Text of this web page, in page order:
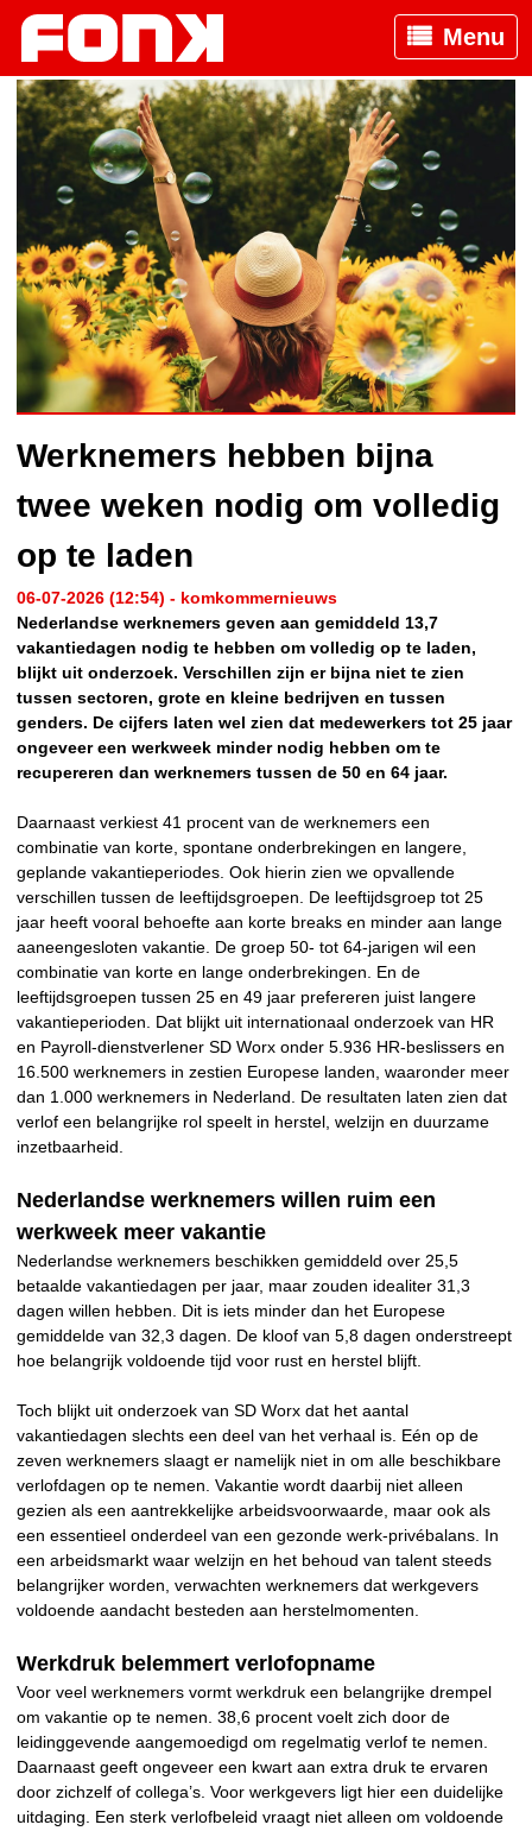
Menu
Werknemers hebben bijna
twee weken nodig om volledig
op te laden
06-07-2026 (12:54) - komkommernieuws
Nederlandse werknemers geven aan gemiddeld 13,7
vakantiedagen nodig te hebben om volledig op te laden,
blijkt uit onderzoek. Verschillen zijn er bijna niet te zien
tussen sectoren, grote en kleine bedrijven en tussen
genders. De cijfers laten wel zien dat medewerkers tot 25 jaar
ongeveer een werkweek minder nodig hebben om te
recupereren dan werknemers tussen de 50 en 64 jaar.
Daarnaast verkiest 41 procent van de werknemers een
combinatie van korte, spontane onderbrekingen en langere,
geplande vakantieperiodes. Ook hierin zien we opvallende
verschillen tussen de leeftijdsgroepen. De leeftijdsgroep tot 25
jaar heeft vooral behoefte aan korte breaks en minder aan lange
aaneengesloten vakantie. De groep 50- tot 64-jarigen wil een
combinatie van korte en lange onderbrekingen. En de
leeftijdsgroepen tussen 25 en 49 jaar prefereren juist langere
vakantieperioden. Dat blijkt uit internationaal onderzoek van HR
en Payroll-dienstverlener SD Worx onder 5.936 HR-beslissers en
16.500 werknemers in zestien Europese landen, waaronder meer
dan 1.000 werknemers in Nederland. De resultaten laten zien dat
verlof een belangrijke rol speelt in herstel, welzijn en duurzame
inzetbaarheid.
Nederlandse werknemers willen ruim een
werkweek meer vakantie
Nederlandse werknemers beschikken gemiddeld over 25,5
betaalde vakantiedagen per jaar, maar zouden idealiter 31,3
dagen willen hebben. Dit is iets minder dan het Europese
gemiddelde van 32,3 dagen. De kloof van 5,8 dagen onderstreept
hoe belangrijk voldoende tijd voor rust en herstel blijft.
Toch blijkt uit onderzoek van SD Worx dat het aantal
vakantiedagen slechts een deel van het verhaal is. Eén op de
zeven werknemers slaagt er namelijk niet in om alle beschikbare
verlofdagen op te nemen. Vakantie wordt daarbij niet alleen
gezien als een aantrekkelijke arbeidsvoorwaarde, maar ook als
een essentieel onderdeel van een gezonde werk-privébalans. In
een arbeidsmarkt waar welzijn en het behoud van talent steeds
belangrijker worden, verwachten werknemers dat werkgevers
voldoende aandacht besteden aan herstelmomenten.
Werkdruk belemmert verlofopname
Voor veel werknemers vormt werkdruk een belangrijke drempel
om vakantie op te nemen. 38,6 procent voelt zich door de
leidinggevende aangemoedigd om regelmatig verlof te nemen.
Daarnaast geeft ongeveer een kwart aan extra druk te ervaren
door zichzelf of collega’s. Voor werkgevers ligt hier een duidelijke
uitdaging. Een sterk verlofbeleid vraagt niet alleen om voldoende